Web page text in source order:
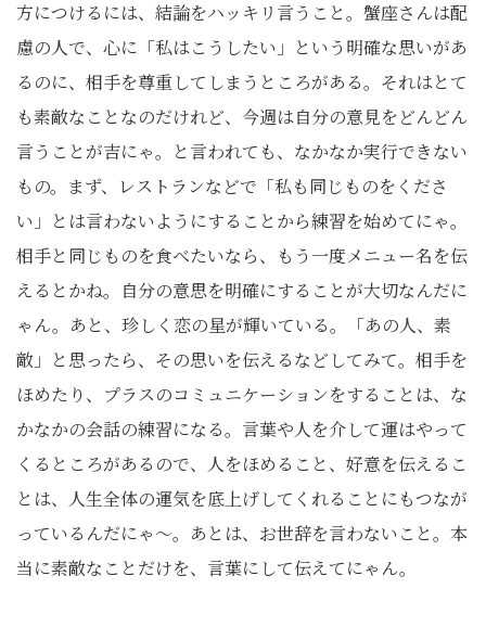
方につけるには、結論をハッキリ言うこと。蟹座さんは配
慮の人で、心に「私はこうしたい」という明確な思いがあ
るのに、相手を尊重してしまうところがある。それはとて
も素敵なことなのだけれど、今週は自分の意見をどんどん
言うことが吉にゃ。と言われても、なかなか実行できない
もの。まず、レストランなどで「私も同じものをくださ
い」とは言わないようにすることから練習を始めてにゃ。
相手と同じものを食べたいなら、もう一度メニュー名を伝
えるとかね。自分の意思を明確にすることが大切なんだに
ゃん。あと、珍しく恋の星が輝いている。「あの人、素
敵」と思ったら、その思いを伝えるなどしてみて。相手を
ほめたり、プラスのコミュニケーションをすることは、な
かなかの会話の練習になる。言葉や人を介して運はやって
くるところがあるので、人をほめること、好意を伝えるこ
とは、人生全体の運気を底上げしてくれることにもつなが
っているんだにゃ～。あとは、お世辞を言わないこと。本
当に素敵なことだけを、言葉にして伝えてにゃん。